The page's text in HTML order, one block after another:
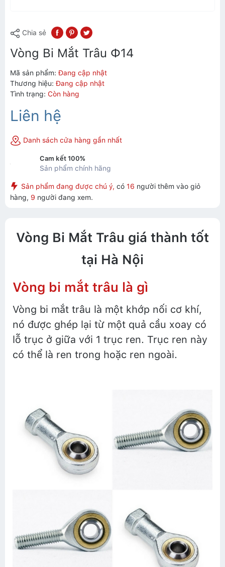
Chia sẻ
Vòng Bi Mắt Trâu Ф14
Mã sản phẩm: Đang cập nhật
Thương hiệu: Đang cập nhật
Tình trạng: Còn hàng
Liên hệ
Danh sách cửa hàng gần nhất
Cam kết 100%
Sản phẩm chính hãng
Sản phẩm đang được chú ý, có 16 người thêm vào giỏ
hàng, 9 người đang xem.
Vòng Bi Mắt Trâu giá thành tốt
tại Hà Nội
Vòng bi mắt trâu là gì
Vòng bi mắt trâu là một khớp nối cơ khí,
nó được ghép lại từ một quả cầu xoay có
lỗ trục ở giữa với 1 trục ren. Trục ren này
có thể là ren trong hoặc ren ngoài.